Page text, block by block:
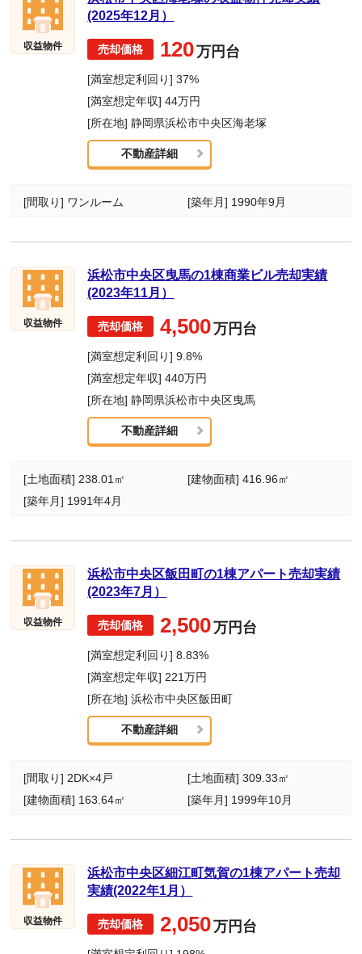
収益物件
(2025年12月）
120万円台
[満室想定利回り] 37%
[満室想定年収] 44万円
[所在地] 静岡県浜松市中央区海老塚
不動産詳細
[間取り] ワンルーム [築年月] 1990年9月
収益物件
浜松市中央区曳馬の1棟商業ビル売却実績
(2023年11月）
4,500万円台
[満室想定利回り] 9.8%
[満室想定年収] 440万円
[所在地] 静岡県浜松市中央区曳馬
不動産詳細
[土地面積] 238.01㎡
[建物面積] 416.96㎡
[築年月] 1991年4月
収益物件
浜松市中央区飯田町の1棟アパート売却実績
(2023年7月）
2,500万円台
[満室想定利回り] 8.83%
[満室想定年収] 221万円
[所在地] 浜松市中央区飯田町
不動産詳細
[間取り] 2DK×4戸
[土地面積] 309.33㎡
[建物面積] 163.64㎡
[築年月] 1999年10月
収益物件
浜松市中央区細江町気賀の1棟アパート売却
実績(2022年1月）
2,050万円台